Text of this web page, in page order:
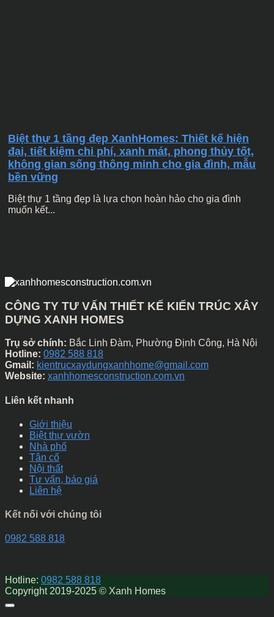
Biệt thự 1 tầng đẹp XanhHomes: Thiết kế hiện
đại, tiết kiệm chi phí, xanh mát, phong thủy tốt,
không gian sống thông minh cho gia đình, mẫu
bền vững
Biệt thự 1 tầng đẹp là lựa chọn hoàn hảo cho gia đình
muốn kết...
CÔNG TY TƯ VẤN THIẾT KẾ KIẾN TRÚC XÂY
DỰNG XANH HOMES
Trụ sở chính: Bắc Linh Đàm, Phường Định Công, Hà Nội
Hotline: 0982 588 818
Gmail: kientrucxaydungxanhhome@gmail.com
Website: xanhhomesconstruction.com.vn
Liên kết nhanh
Giới thiệu
Biệt thự vườn
Nhà phố
Tân cổ
Nội thất
Tư vấn, báo giá
Liên hệ
Kết nối với chúng tôi
0982 588 818
Hotline: 0982 588 818
Copyright 2019-2025 © Xanh Homes